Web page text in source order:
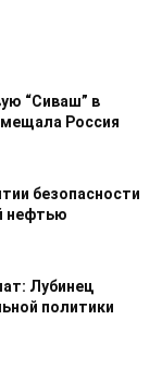
“Сиваш” в
Россия
безопасности
нефтью
Лубинец
политики